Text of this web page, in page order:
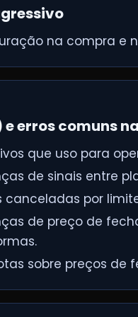
na compra e
e erros comuns
que uso para
de sinais entre
canceladas por
de preço de
sobre preços de